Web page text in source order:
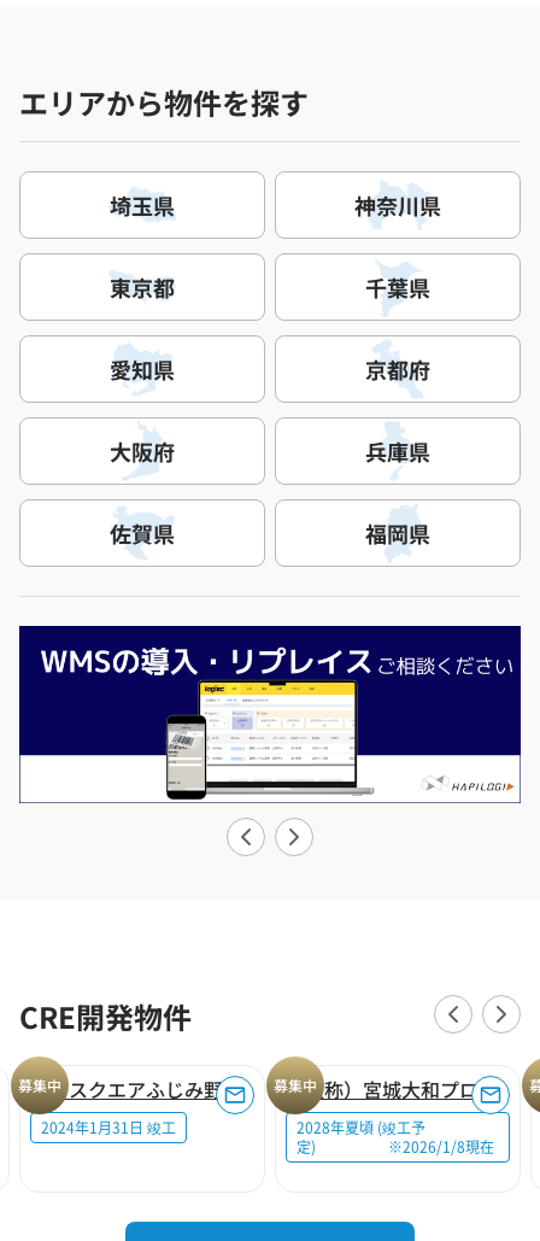
エリアから物件を探す
埼玉県 神奈川県
東京都 千葉県
愛知県 京都府
大阪府 兵庫県
佐賀県 福岡県
CRE開発物件
募集中
ロジスクエアふじみ野A
2024年1月31日 竣工
募集中 （仮称）宮城大和プロジェクト
2028年夏頃 (竣工予
定) ※2026/1/8現在